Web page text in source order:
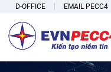
D-OFFICE EMAIL PECC4